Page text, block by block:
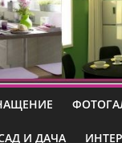
И ДАЧА